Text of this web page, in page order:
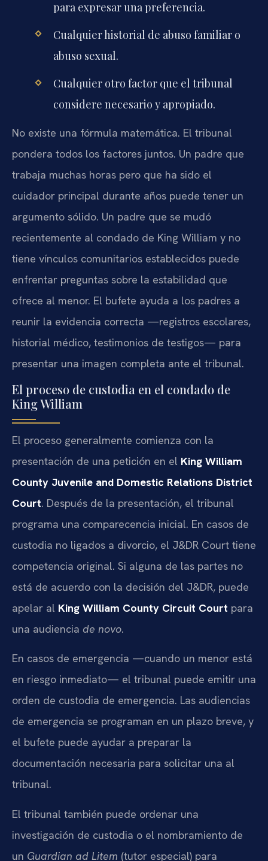
para expresar una preferencia.
Cualquier historial de abuso familiar o
abuso sexual.
Cualquier otro factor que el tribunal
considere necesario y apropiado.
No existe una fórmula matemática. El tribunal
pondera todos los factores juntos. Un padre que
trabaja muchas horas pero que ha sido el
cuidador principal durante años puede tener un
argumento sólido. Un padre que se mudó
recientemente al condado de King William y no
tiene vínculos comunitarios establecidos puede
enfrentar preguntas sobre la estabilidad que
ofrece al menor. El bufete ayuda a los padres a
reunir la evidencia correcta —registros escolares,
historial médico, testimonios de testigos— para
presentar una imagen completa ante el tribunal.
El proceso de custodia en el condado de
King William
El proceso generalmente comienza con la
presentación de una petición en el King William
County Juvenile and Domestic Relations District
Court. Después de la presentación, el tribunal
programa una comparecencia inicial. En casos de
custodia no ligados a divorcio, el J&DR Court tiene
competencia original. Si alguna de las partes no
está de acuerdo con la decisión del J&DR, puede
apelar al King William County Circuit Court para
una audiencia de novo.
En casos de emergencia —cuando un menor está
en riesgo inmediato— el tribunal puede emitir una
orden de custodia de emergencia. Las audiencias
de emergencia se programan en un plazo breve, y
el bufete puede ayudar a preparar la
documentación necesaria para solicitar una al
tribunal.
El tribunal también puede ordenar una
investigación de custodia o el nombramiento de
un Guardian ad Litem (tutor especial) para